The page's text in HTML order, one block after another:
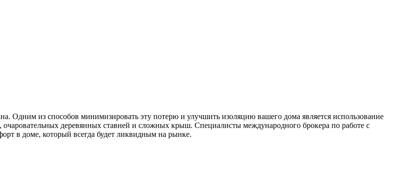
Одним из способов минимизировать эту потерю и улучшить изоляцию вашего дома является использование
деревянных ставней и сложных крыш. Специалисты международного брокера по работе с
в доме, который всегда будет ликвидным на рынке.